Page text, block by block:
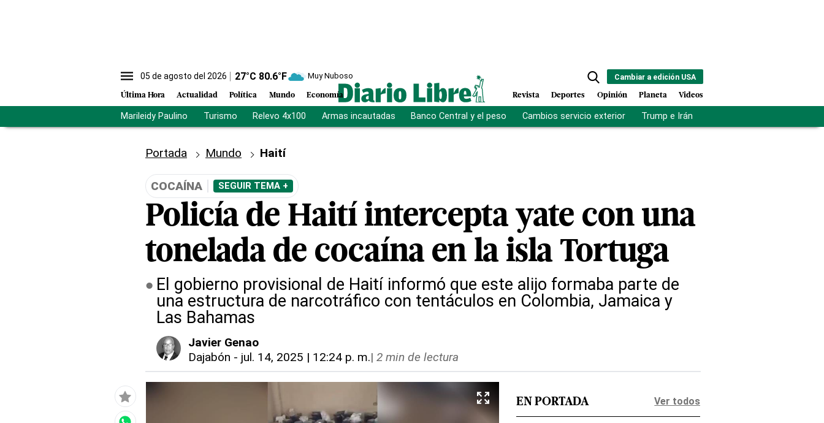
05 de agosto del 2026 27°C 80.6°F Muy Nuboso
Última Hora Actualidad Política Mundo Economía
Cambiar a edición USA
Revista Deportes Opinión Planeta Videos
Marileidy Paulino Turismo Relevo 4x100 Armas incautadas Banco Central y el peso Cambios servicio exterior Trump e Irán
Portada Mundo Haití
COCAÍNA SEGUIR TEMA +
Policía de Haití intercepta yate con una
tonelada de cocaína en la isla Tortuga
El gobierno provisional de Haití informó que este alijo formaba parte de
una estructura de narcotráfico con tentáculos en Colombia, Jamaica y
Las Bahamas
Javier Genao
Dajabón - jul. 14, 2025 | 12:24 p. m.| 2 min de lectura
EN PORTADA Ver todos